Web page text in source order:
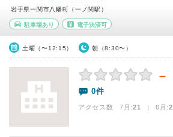
岩手県一関市八幡町（一ノ関駅）
駐車場あり 電子決済可
土曜（〜12:15） 朝（8:30〜）
－
0件
アクセス数 7月:21 | 6月: